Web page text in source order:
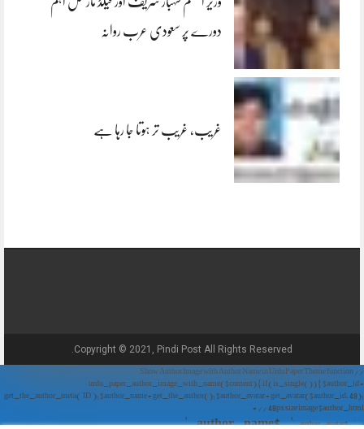
دورے پر سعودی عرب روانہ
غریب، غریب تر ہوتا جا رہا ہے
Copyright © 2021, Pindi Post All Rights Reserved.
// Show Author Image with Author Name in UrduPaper Theme function
urdu_paper_author_image_with_name($content) { if (is_single()) { $author_id =
get_the_author_meta('ID'); $author_name = get_the_author(); $author_avatar = get_avatar($author_id, 48);
// 48px size image $author_html = '
' . $author_avatar . '
' . $author_name . '